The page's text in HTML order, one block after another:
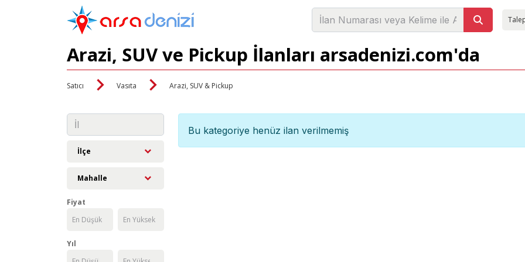
Arazi, SUV ve Pickup İlanları arsadenizi.com'da
Satıcı Vasıta Arazi, SUV & Pickup
İlçe
Mahalle
Fiyat
Yıl
Bu kategoriye henüz ilan verilmemiş